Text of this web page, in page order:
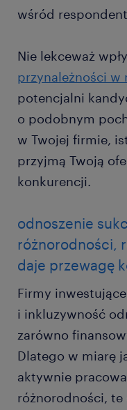
wśród
Nie lekceważ
przynależności w
potencjalni
o podobnym
w Twojej firmie,
przyjmą Twoją
konkurencji.
odnoszenie
różnorodności,
daje przewagę
Firmy
i inkluzywność
zarówno
Dlatego w miarę
aktywnie
różnorodności, te